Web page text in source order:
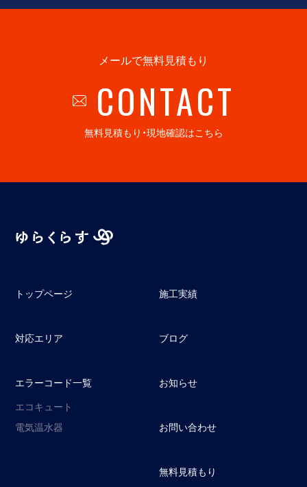
メールで無料見積もり
CONTACT
無料見積もり・現地確認はこちら
トップページ
対応エリア
エラーコード一覧
エコキュート
電気温水器
施工実績
ブログ
お知らせ
お問い合わせ
無料見積もり